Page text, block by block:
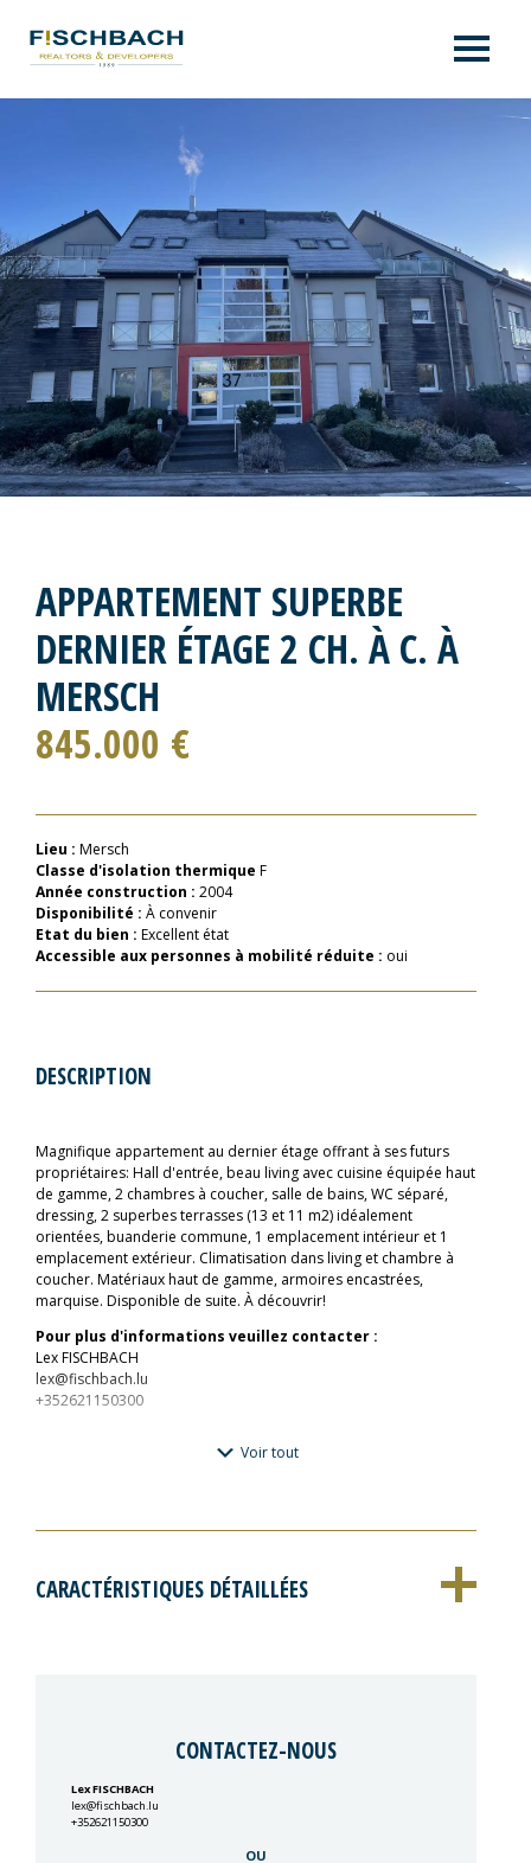
APPARTEMENT SUPERBE
DERNIER ÉTAGE 2 CH. À C. À
MERSCH
845.000 €
Lieu : Mersch
Classe d'isolation thermique F
Année construction : 2004
Disponibilité : À convenir
Etat du bien : Excellent état
Accessible aux personnes à mobilité réduite : oui
DESCRIPTION
Magnifique appartement au dernier étage offrant à ses futurs
propriétaires: Hall d'entrée, beau living avec cuisine équipée haut
de gamme, 2 chambres à coucher, salle de bains, WC séparé,
dressing, 2 superbes terrasses (13 et 11 m2) idéalement
orientées, buanderie commune, 1 emplacement intérieur et 1
emplacement extérieur. Climatisation dans living et chambre à
coucher. Matériaux haut de gamme, armoires encastrées,
marquise. Disponible de suite. À découvrir!
Pour plus d'informations veuillez contacter :
Lex FISCHBACH
lex@fischbach.lu
+352621150300
Voir tout
CARACTÉRISTIQUES DÉTAILLÉES
CONTACTEZ-NOUS
Lex FISCHBACH
lex@fischbach.lu
+352621150300
OU